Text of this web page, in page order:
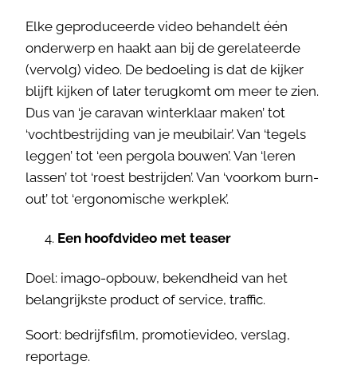
Elke geproduceerde video behandelt één
onderwerp en haakt aan bij de gerelateerde
(vervolg) video. De bedoeling is dat de kijker
blijft kijken of later terugkomt om meer te zien.
Dus van ‘je caravan winterklaar maken’ tot
‘vochtbestrijding van je meubilair’. Van ‘tegels
leggen’ tot ‘een pergola bouwen’. Van ‘leren
lassen’ tot ‘roest bestrijden’. Van ‘voorkom burn-
out’ tot ‘ergonomische werkplek’.
Een hoofdvideo met teaser
Doel: imago-opbouw, bekendheid van het
belangrijkste product of service, traffic.
Soort: bedrijfsfilm, promotievideo, verslag,
reportage.